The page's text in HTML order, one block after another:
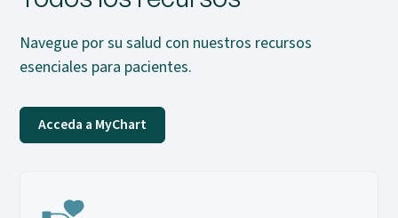
Navegue por su salud con nuestros recursos
esenciales para pacientes.
Acceda a MyChart